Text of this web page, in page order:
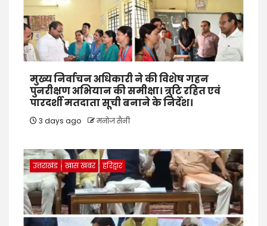
मुख्य निर्वाचन अधिकारी ने की विशेष गहन
पुनरीक्षण अभियान की समीक्षा। त्रुटि रहित एवं
पारदर्शी मतदाता सूची बनाने के निर्देश।
3 days ago मनोज सैनी
उत्तराखंड खास खबर हरिद्वार